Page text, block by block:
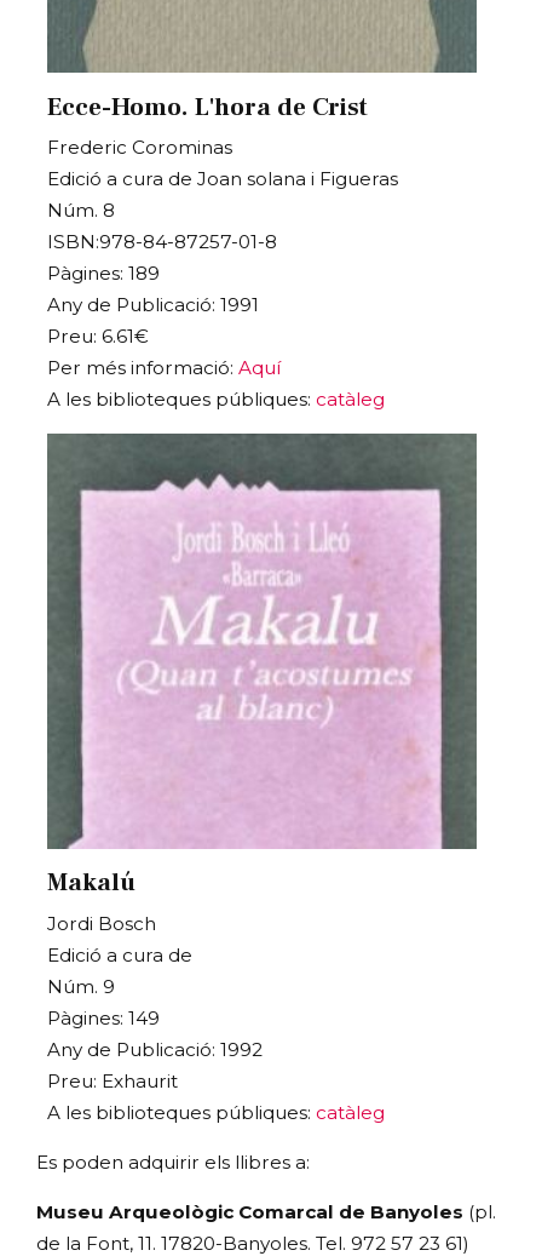
Ecce-Homo. L'hora de Crist
Frederic Corominas
Edició a cura de Joan solana i Figueras
Núm. 8
ISBN:978-84-87257-01-8
Pàgines: 189
Any de Publicació: 1991
Preu: 6.61€
Per més informació: Aquí
A les biblioteques públiques: catàleg
Makalú
Jordi Bosch
Edició a cura de
Núm. 9
Pàgines: 149
Any de Publicació: 1992
Preu: Exhaurit
A les biblioteques públiques: catàleg
Es poden adquirir els llibres a:
Museu Arqueològic Comarcal de Banyoles (pl.
de la Font, 11. 17820-Banyoles. Tel. 972 57 23 61)